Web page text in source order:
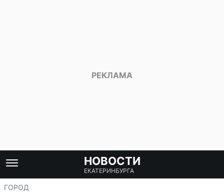
НОВОСТИ
ЕКАТЕРИНБУРГА
ГОРОД